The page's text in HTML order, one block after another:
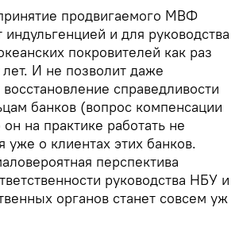
продвигаемого МВФ
и для руководства
покровителей как раз
И не позволит даже
справедливости
банков (вопрос компенсации
на практике работать не
уже о клиентах этих банков.
перспектива
руководства НБУ и
органов станет совсем уж